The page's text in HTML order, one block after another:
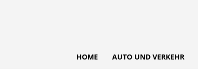
HOME AUTO UND VERKEHR